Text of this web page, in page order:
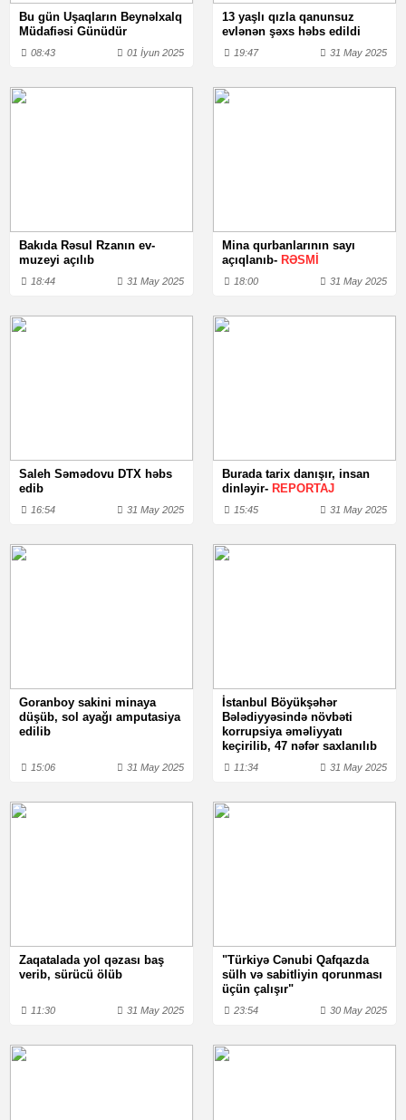
Bu gün Uşaqların Beynəlxalq
Müdafiəsi Günüdür
08:43 01 İyun 2025
13 yaşlı qızla qanunsuz
evlənən şəxs həbs edildi
19:47 31 May 2025
Bakıda Rəsul Rzanın ev-
muzeyi açılıb
18:44 31 May 2025
Mina qurbanlarının sayı
açıqlanıb- RƏSMİ
18:00 31 May 2025
Saleh Səmədovu DTX həbs
edib
16:54 31 May 2025
Burada tarix danışır, insan
dinləyir- REPORTAJ
15:45 31 May 2025
Goranboy sakini minaya
düşüb, sol ayağı amputasiya
edilib
15:06 31 May 2025
İstanbul Böyükşəhər
Bələdiyyəsində növbəti
korrupsiya əməliyyatı
keçirilib, 47 nəfər saxlanılıb
11:34 31 May 2025
Zaqatalada yol qəzası baş
verib, sürücü ölüb
11:30 31 May 2025
"Türkiyə Cənubi Qafqazda
sülh və sabitliyin qorunması
üçün çalışır"
23:54 30 May 2025